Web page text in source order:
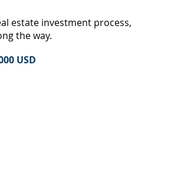
estate investment process,
the way.
USD